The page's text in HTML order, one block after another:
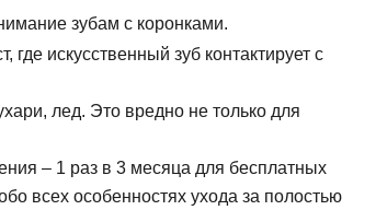
Синус лифтинг
Импланты Straumann
Имплантация
Имплантация
Имплантация
Коронка из диоксида
Керамическая
зубам с коронками.
искусственный зуб контактирует с
лед. Это вредно не только для
– 1 раз в 3 месяца для бесплатных
всех особенностях ухода за полостью